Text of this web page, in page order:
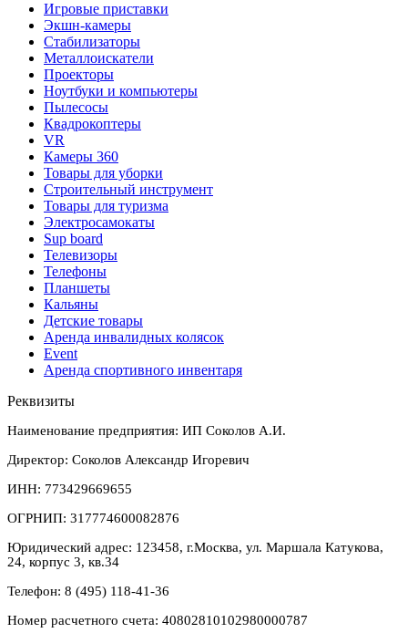
Игровые приставки
Экшн-камеры
Стабилизаторы
Металлоискатели
Проекторы
Ноутбуки и компьютеры
Пылесосы
Квадрокоптеры
VR
Камеры 360
Товары для уборки
Строительный инструмент
Товары для туризма
Электросамокаты
Sup board
Телевизоры
Телефоны
Планшеты
Кальяны
Детские товары
Аренда инвалидных колясок
Event
Аренда спортивного инвентаря
Реквизиты
Наименование предприятия: ИП Соколов А.И.
Директор: Соколов Александр Игоревич
ИНН: 773429669655
ОГРНИП: 317774600082876
Юридический адрес: 123458, г.Москва, ул. Маршала Катукова,
24, корпус 3, кв.34
Телефон: 8 (495) 118-41-36
Номер расчетного счета: 40802810102980000787